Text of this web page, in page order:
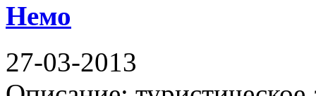
Немо
27-03-2013